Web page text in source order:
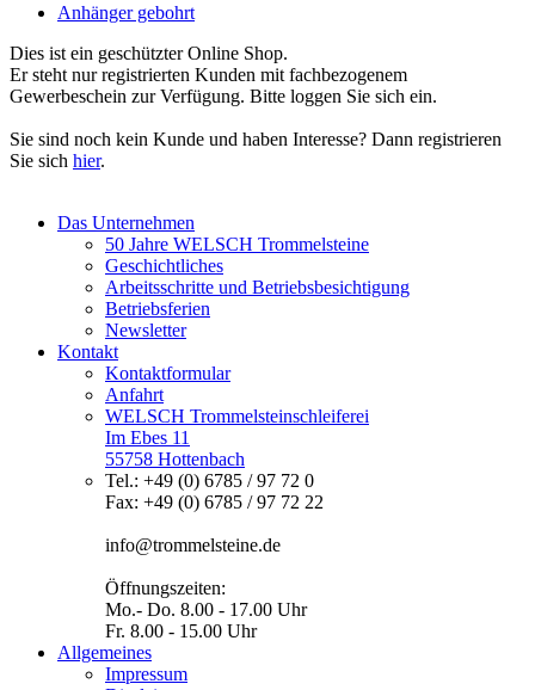
Anhänger gebohrt
Dies ist ein geschützter Online Shop.
Er steht nur registrierten Kunden mit fachbezogenem
Gewerbeschein zur Verfügung. Bitte loggen Sie sich ein.
Sie sind noch kein Kunde und haben Interesse? Dann registrieren
Sie sich hier.
Das Unternehmen
50 Jahre WELSCH Trommelsteine
Geschichtliches
Arbeitsschritte und Betriebsbesichtigung
Betriebsferien
Newsletter
Kontakt
Kontaktformular
Anfahrt
WELSCH Trommelsteinschleiferei
Im Ebes 11
55758 Hottenbach
Tel.: +49 (0) 6785 / 97 72 0
Fax: +49 (0) 6785 / 97 72 22
info@trommelsteine.de
Öffnungszeiten:
Mo.- Do. 8.00 - 17.00 Uhr
Fr. 8.00 - 15.00 Uhr
Allgemeines
Impressum